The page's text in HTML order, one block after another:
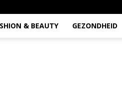
& BEAUTY GEZONDHEID